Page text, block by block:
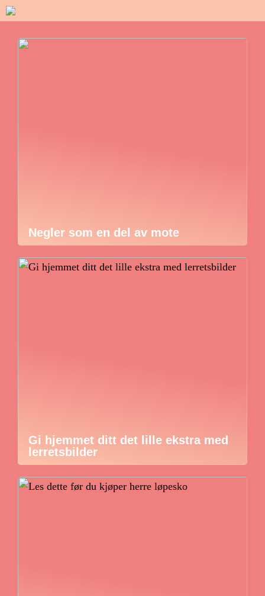
Negler som en del av mote
Gi hjemmet ditt det lille ekstra med
lerretsbilder